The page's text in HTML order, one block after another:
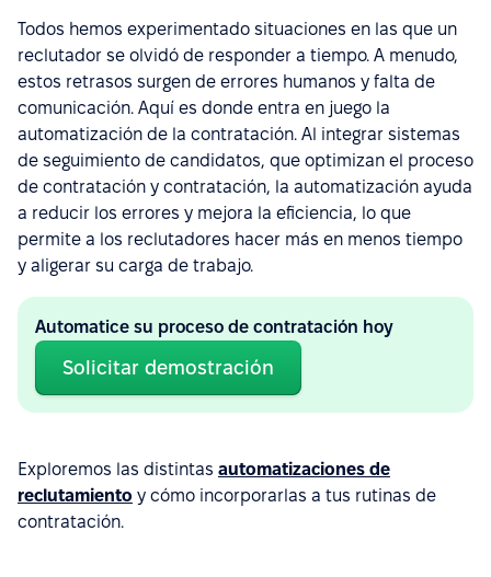
Todos hemos experimentado situaciones en las que un
reclutador se olvidó de responder a tiempo. A menudo,
estos retrasos surgen de errores humanos y falta de
comunicación. Aquí es donde entra en juego la
automatización de la contratación. Al integrar sistemas
de seguimiento de candidatos, que optimizan el proceso
de contratación y contratación, la automatización ayuda
a reducir los errores y mejora la eficiencia, lo que
permite a los reclutadores hacer más en menos tiempo
y aligerar su carga de trabajo.
Automatice su proceso de contratación hoy
Solicitar demostración
Exploremos las distintas automatizaciones de
reclutamiento y cómo incorporarlas a tus rutinas de
contratación.